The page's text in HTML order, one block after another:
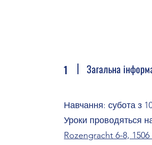
1 Загальна
Навчання: субота з
Уроки проводяться
Rozengracht 6-8,